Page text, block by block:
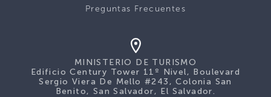
Preguntas Frecuentes
MINISTERIO DE TURISMO
Edificio Century Tower 11º Nivel, Boulevard
Sergio Viera De Mello #243, Colonia San
Benito, San Salvador, El Salvador.